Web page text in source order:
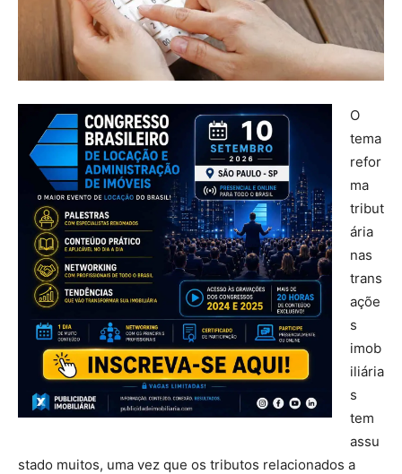
O
tema
refor
ma
tribut
ária
nas
trans
açõe
s
imob
iliária
s
tem
assu
stado muitos, uma vez que os tributos relacionados a